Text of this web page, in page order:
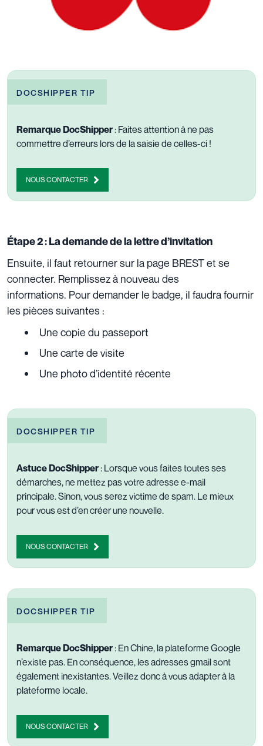
DOCSHIPPER TIP
Remarque DocShipper : Faites attention à ne pas
commettre d’erreurs lors de la saisie de celles-ci !
NOUS CONTACTER
Étape 2 : La demande de la lettre d’invitation
Ensuite, il faut retourner sur la page BREST et se
connecter. Remplissez à nouveau des
informations. Pour demander le badge, il faudra fournir
les pièces suivantes :
Une copie du passeport
Une carte de visite
Une photo d’identité récente
DOCSHIPPER TIP
Astuce DocShipper : Lorsque vous faites toutes ses
démarches, ne mettez pas votre adresse e-mail
principale. Sinon, vous serez victime de spam. Le mieux
pour vous est d’en créer une nouvelle.
NOUS CONTACTER
DOCSHIPPER TIP
Remarque DocShipper : En Chine, la plateforme Google
n’existe pas. En conséquence, les adresses gmail sont
également inexistantes. Veillez donc à vous adapter à la
plateforme locale.
NOUS CONTACTER